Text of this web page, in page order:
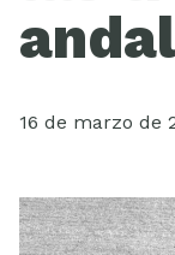
16 de marzo de